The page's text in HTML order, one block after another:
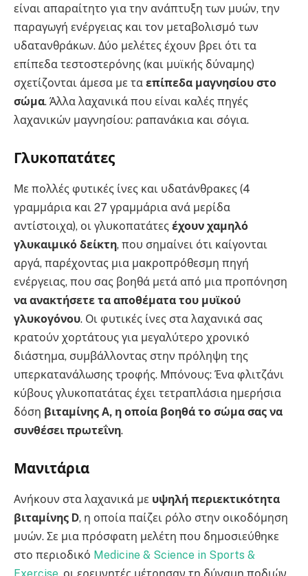
είναι απαραίτητο για την ανάπτυξη των μυών, την
παραγωγή ενέργειας και τον μεταβολισμό των
υδατανθράκων. Δύο μελέτες έχουν βρει ότι τα
επίπεδα τεστοστερόνης (και μυϊκής δύναμης)
σχετίζονται άμεσα με τα επίπεδα μαγνησίου στο
σώμα. Άλλα λαχανικά που είναι καλές πηγές
λαχανικών μαγνησίου: ραπανάκια και σόγια.
Γλυκοπατάτες
Με πολλές φυτικές ίνες και υδατάνθρακες (4
γραμμάρια και 27 γραμμάρια ανά μερίδα
αντίστοιχα), οι γλυκοπατάτες έχουν χαμηλό
γλυκαιμικό δείκτη, που σημαίνει ότι καίγονται
αργά, παρέχοντας μια μακροπρόθεσμη πηγή
ενέργειας, που σας βοηθά μετά από μια προπόνηση
να ανακτήσετε τα αποθέματα του μυϊκού
γλυκογόνου. Οι φυτικές ίνες στα λαχανικά σας
κρατούν χορτάτους για μεγαλύτερο χρονικό
διάστημα, συμβάλλοντας στην πρόληψη της
υπερκατανάλωσης τροφής. Μπόνους: Ένα φλιτζάνι
κύβους γλυκοπατάτας έχει τετραπλάσια ημερήσια
δόση βιταμίνης Α, η οποία βοηθά το σώμα σας να
συνθέσει πρωτεΐνη.
Μανιτάρια
Ανήκουν στα λαχανικά με υψηλή περιεκτικότητα
βιταμίνης D, η οποία παίζει ρόλο στην οικοδόμηση
μυών. Σε μια πρόσφατη μελέτη που δημοσιεύθηκε
στο περιοδικό Medicine & Science in Sports &